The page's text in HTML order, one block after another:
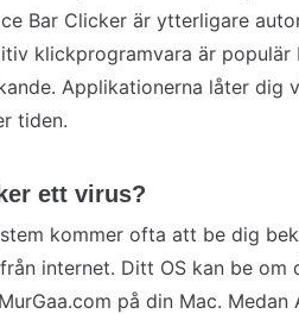
Bar Clicker är ytterligare
klickprogramvara är
Applikationerna låter dig
tiden.
ett virus?
kommer ofta att be dig
internet. Ditt OS kan be
på din Mac. Medan